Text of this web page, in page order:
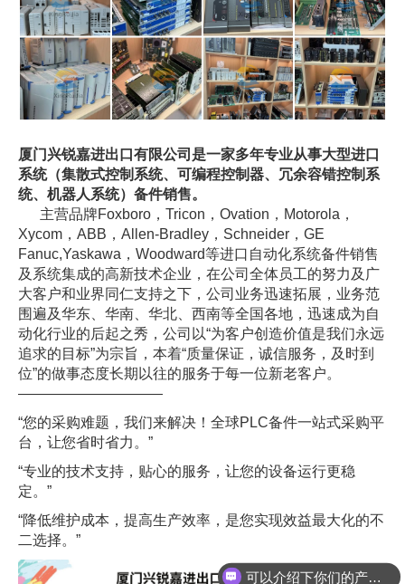
厦门兴锐嘉进出口有限公司是一家多年专业从事大型进口
系统（集散式控制系统、可编程控制器、冗余容错控制系
统、机器人系统）备件销售。
主营品牌Foxboro，Tricon，Ovation，Motorola，
Xycom，ABB，Allen-Bradley，Schneider，GE
Fanuc,Yaskawa，Woodward等进口自动化系统备件销售
及系统集成的高新技术企业，在公司全体员工的努力及广
大客户和业界同仁支持之下，公司业务迅速拓展，业务范
围遍及华东、华南、华北、西南等全国各地，迅速成为自
动化行业的后起之秀，公司以“为客户创造价值是我们永远
追求的目标”为宗旨，本着“质量保证，诚信服务，及时到
位”的做事态度长期以往的服务于每一位新老客户。
——————————
“您的采购难题，我们来解决！全球PLC备件一站式采购平
台，让您省时省力。”
“专业的技术支持，贴心的服务，让您的设备运行更稳
定。”
“降低维护成本，提高生产效率，是您实现效益最大化的不
二选择。”
可以介绍下你们的产品么